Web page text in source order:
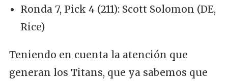
Ronda 7, Pick 4 (211): Scott Solomon (DE,
Rice)
Teniendo en cuenta la atención que
generan los Titans, que ya sabemos que